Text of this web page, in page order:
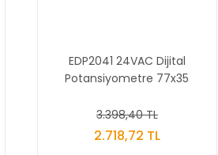
EDP2041 24VAC Dijital
Potansiyometre 77x35
3.398,40 TL
2.718,72 TL